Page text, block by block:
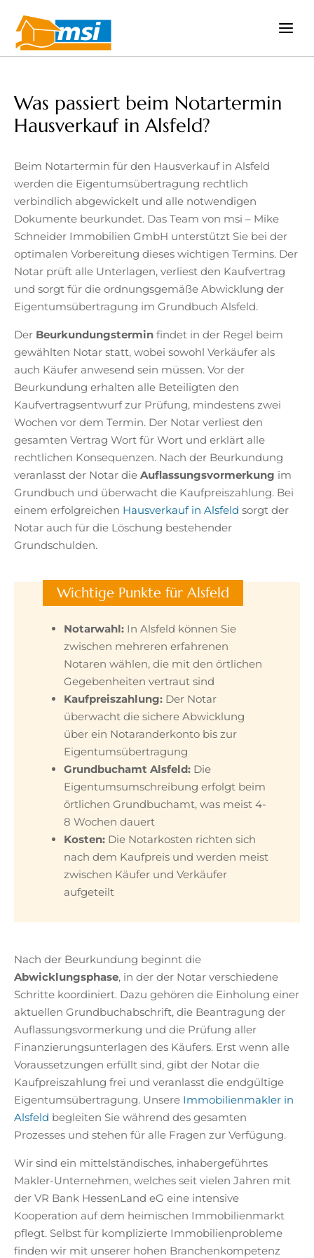
Inhalt
springen
Was passiert beim Notartermin
Hausverkauf in Alsfeld?
Beim Notartermin für den Hausverkauf in Alsfeld
werden die Eigentumsübertragung rechtlich
verbindlich abgewickelt und alle notwendigen
Dokumente beurkundet. Das Team von msi – Mike
Schneider Immobilien GmbH unterstützt Sie bei der
optimalen Vorbereitung dieses wichtigen Termins. Der
Notar prüft alle Unterlagen, verliest den Kaufvertrag
und sorgt für die ordnungsgemäße Abwicklung der
Eigentumsübertragung im Grundbuch Alsfeld.
Der Beurkundungstermin findet in der Regel beim
gewählten Notar statt, wobei sowohl Verkäufer als
auch Käufer anwesend sein müssen. Vor der
Beurkundung erhalten alle Beteiligten den
Kaufvertragsentwurf zur Prüfung, mindestens zwei
Wochen vor dem Termin. Der Notar verliest den
gesamten Vertrag Wort für Wort und erklärt alle
rechtlichen Konsequenzen. Nach der Beurkundung
veranlasst der Notar die Auflassungsvormerkung im
Grundbuch und überwacht die Kaufpreiszahlung. Bei
einem erfolgreichen Hausverkauf in Alsfeld sorgt der
Notar auch für die Löschung bestehender
Grundschulden.
Wichtige Punkte für Alsfeld
Notarwahl: In Alsfeld können Sie
zwischen mehreren erfahrenen
Notaren wählen, die mit den örtlichen
Gegebenheiten vertraut sind
Kaufpreiszahlung: Der Notar
überwacht die sichere Abwicklung
über ein Notaranderkonto bis zur
Eigentumsübertragung
Grundbuchamt Alsfeld: Die
Eigentumsumschreibung erfolgt beim
örtlichen Grundbuchamt, was meist 4-
8 Wochen dauert
Kosten: Die Notarkosten richten sich
nach dem Kaufpreis und werden meist
zwischen Käufer und Verkäufer
aufgeteilt
Nach der Beurkundung beginnt die
Abwicklungsphase, in der der Notar verschiedene
Schritte koordiniert. Dazu gehören die Einholung einer
aktuellen Grundbuchabschrift, die Beantragung der
Auflassungsvormerkung und die Prüfung aller
Finanzierungsunterlagen des Käufers. Erst wenn alle
Voraussetzungen erfüllt sind, gibt der Notar die
Kaufpreiszahlung frei und veranlasst die endgültige
Eigentumsübertragung. Unsere Immobilienmakler in
Alsfeld begleiten Sie während des gesamten
Prozesses und stehen für alle Fragen zur Verfügung.
Wir sind ein mittelständisches, inhabergeführtes
Makler-Unternehmen, welches seit vielen Jahren mit
der VR Bank HessenLand eG eine intensive
Kooperation auf dem heimischen Immobilienmarkt
pflegt. Selbst für komplizierte Immobilienprobleme
finden wir mit unserer hohen Branchenkompetenz